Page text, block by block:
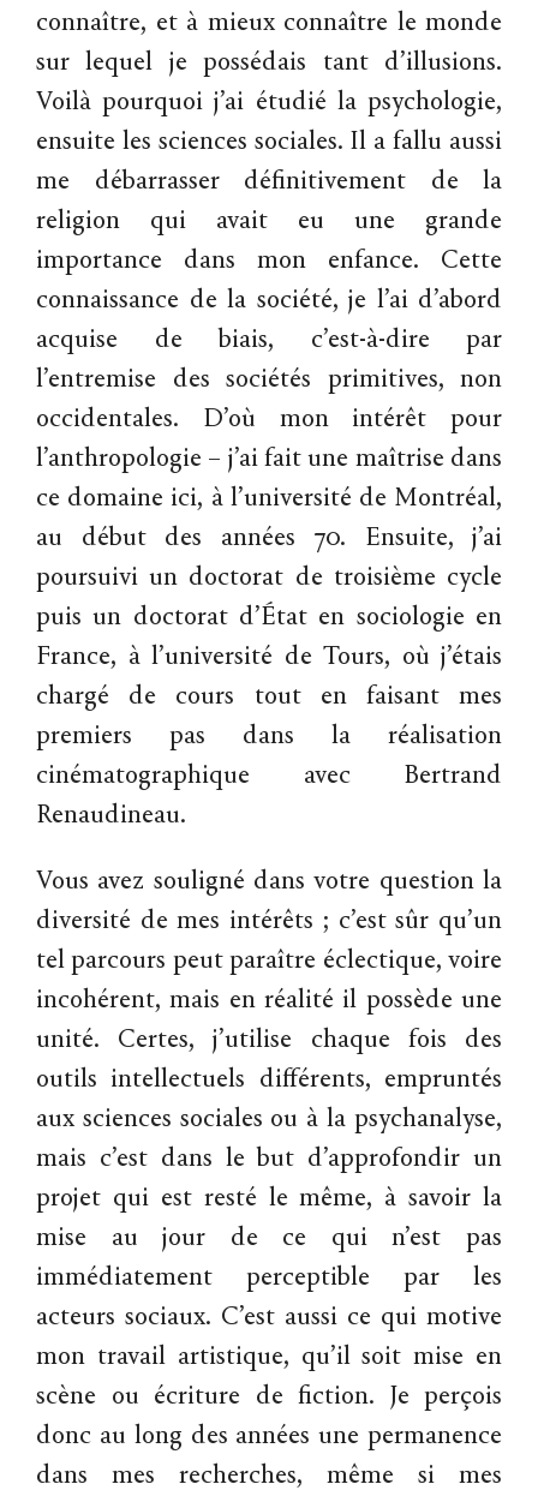
connaître, et à mieux connaître le monde
sur lequel je possédais tant d’illusions.
Voilà pourquoi j’ai étudié la psychologie,
ensuite les sciences sociales. Il a fallu aussi
me débarrasser définitivement de la
religion qui avait eu une grande
importance dans mon enfance. Cette
connaissance de la société, je l’ai d’abord
acquise de biais, c’est-à-dire par
l’entremise des sociétés primitives, non
occidentales. D’où mon intérêt pour
l’anthropologie – j’ai fait une maîtrise dans
ce domaine ici, à l’université de Montréal,
au début des années 70. Ensuite, j’ai
poursuivi un doctorat de troisième cycle
puis un doctorat d’État en sociologie en
France, à l’université de Tours, où j’étais
chargé de cours tout en faisant mes
premiers pas dans la réalisation
cinématographique avec Bertrand
Renaudineau.
Vous avez souligné dans votre question la
diversité de mes intérêts ; c’est sûr qu’un
tel parcours peut paraître éclectique, voire
incohérent, mais en réalité il possède une
unité. Certes, j’utilise chaque fois des
outils intellectuels différents, empruntés
aux sciences sociales ou à la psychanalyse,
mais c’est dans le but d’approfondir un
projet qui est resté le même, à savoir la
mise au jour de ce qui n’est pas
immédiatement perceptible par les
acteurs sociaux. C’est aussi ce qui motive
mon travail artistique, qu’il soit mise en
scène ou écriture de fiction. Je perçois
donc au long des années une permanence
dans mes recherches, même si mes